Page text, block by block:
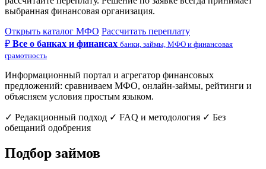
выбранная финансовая организация.
Открыть каталог МФО Рассчитать переплату
₽ Все о банках и финансах банки, займы, МФО и финансовая
грамотность
Информационный портал и агрегатор финансовых
предложений: сравниваем МФО, онлайн-займы, рейтинги и
объясняем условия простым языком.
✓ Редакционный подход ✓ FAQ и методология ✓ Без
обещаний одобрения
Подбор займов